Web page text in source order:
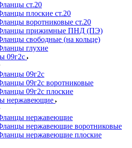
ст.20
плоские ст.20
воротниковые ст.20
прижимные ПНД (ПЭ)
свободные (на кольце)
глухие
09г2с
09г2с
09г2с воротниковые
09г2с плоские
нержавеющие
нержавеющие
нержавеющие воротниковые
нержавеющие плоские